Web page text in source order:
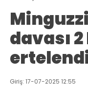
davası
Giriş: 17-07-2025 12:55